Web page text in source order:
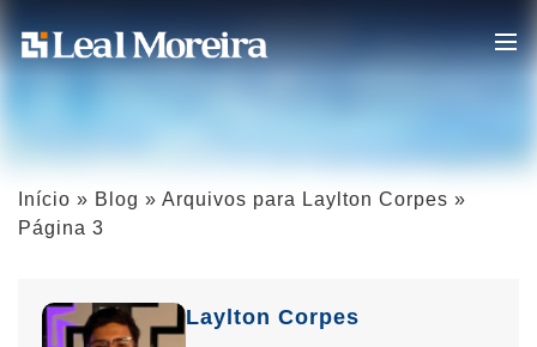
Início » Blog » Arquivos para Laylton Corpes »
Página 3
Laylton Corpes